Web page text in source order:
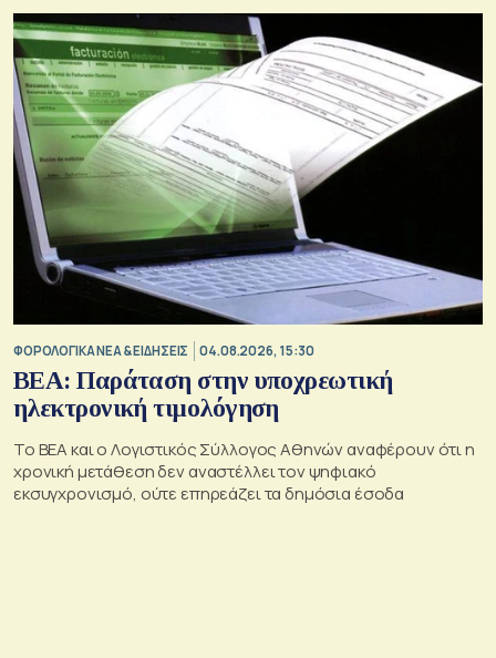
ΦΟΡΟΛΟΓΙΚΑ ΝΕΑ & EΙΔΗΣΕΙΣ 04.08.2026, 15:30
BEA: Παράταση στην υποχρεωτική
ηλεκτρονική τιμολόγηση
To BEA και ο Λογιστικός Σύλλογος Αθηνών αναφέρουν ότι η
χρονική μετάθεση δεν αναστέλλει τον ψηφιακό
εκσυγχρονισμό, ούτε επηρεάζει τα δημόσια έσοδα